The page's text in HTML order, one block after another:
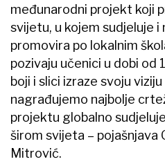
međunarodni projekt koji
svijetu, u kojem sudjeluje
promovira po lokalnim
pozivaju učenici u dobi od
boji i slici izraze svoju
nagrađujemo najbolje
projektu globalno
širom svijeta – pojašnjava
Mitrović.